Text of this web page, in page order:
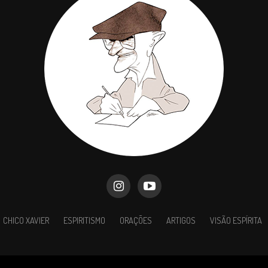
CHICO XAVIER ESPIRITISMO ORAÇÕES ARTIGOS VISÃO ESPÍRITA